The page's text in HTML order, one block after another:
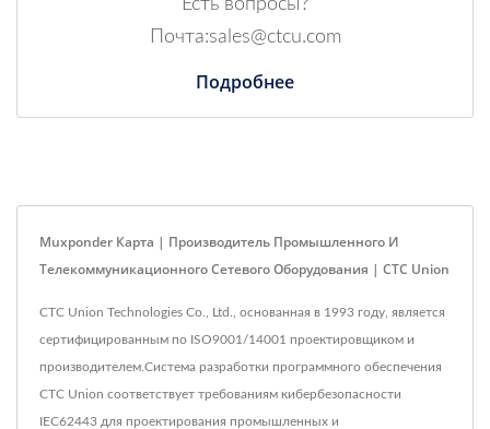
Есть вопросы?
Почта:sales@ctcu.com
Подробнее
Muxponder Карта | Производитель Промышленного И
Телекоммуникационного Сетевого Оборудования | CTC Union
CTC Union Technologies Co., Ltd., основанная в 1993 году, является
сертифицированным по ISO9001/14001 проектировщиком и
производителем.Система разработки программного обеспечения
CTC Union соответствует требованиям кибербезопасности
IEC62443 для проектирования промышленных и